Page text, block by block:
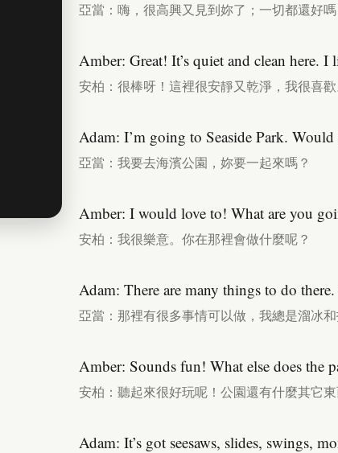
亞當：嗨，很高興又見到妳了；一切都還好嗎
Amber: Great! It’s quiet and clean here. I
安柏：很棒呀！這裡很安靜又乾淨，我很喜歡
Adam: I’m going to Seaside Park.
亞當：我要去海濱公園，妳要一起來嗎？
Amber: I would love to! What are you
安柏：我很樂意。你在那裡會做什麼呢？
Adam: There are many things to do
亞當：那裡有很多事情可以做，我總是溜冰和
Amber: Sounds fun! What else does the
安柏：聽起來很好玩呢！公園還有什麼其它東
Adam: It’s got seesaws, slides, swings,